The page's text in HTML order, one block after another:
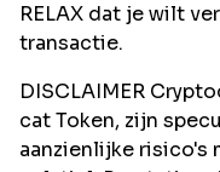
RELAX dat je wilt
transactie.
DISCLAIMER
cat Token, zijn
aanzienlijke risico's